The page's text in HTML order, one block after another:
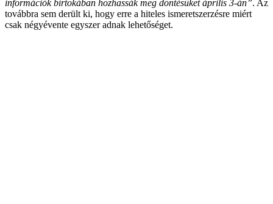
információk birtokában hozhassák meg döntésüket április 3-án”. Az
továbbra sem derült ki, hogy erre a hiteles ismeretszerzésre miért
csak négyévente egyszer adnak lehetőséget.